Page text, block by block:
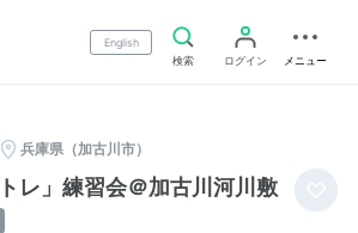
English
検索
ログイン メニュー
兵庫県（加古川市）
レ」練習会＠加古川河川敷